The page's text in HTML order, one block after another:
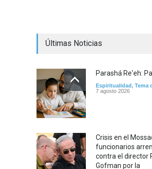
Últimas Noticias
Parashá Re'eh:
Espiritualidad, Tema
7 agosto 2026
Crisis en el
funcionarios
contra el director
Gofman por la